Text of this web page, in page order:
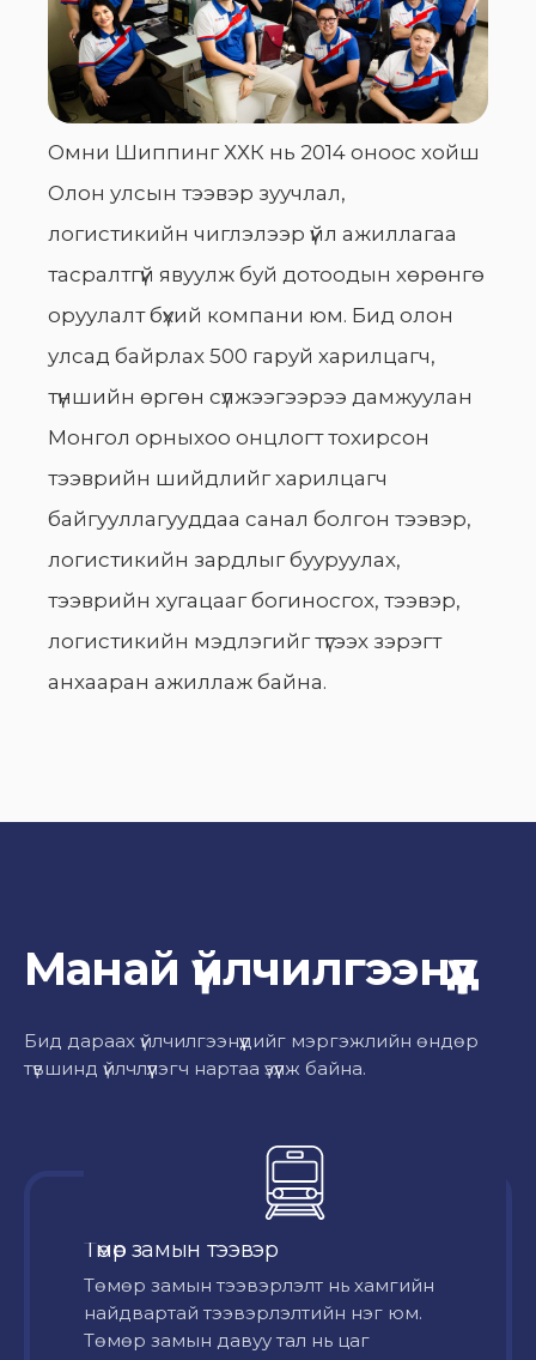
Омни Шиппинг ХХК нь 2014 оноос хойш
Олон улсын тээвэр зуучлал,
логистикийн чиглэлээр үйл ажиллагаа
тасралтгүй явуулж буй дотоодын хөрөнгө
оруулалт бүхий компани юм. Бид олон
улсад байрлах 500 гаруй харилцагч,
түншийн өргөн сүлжээгээрээ дамжуулан
Монгол орныхоо онцлогт тохирсон
тээврийн шийдлийг харилцагч
байгууллагууддаа санал болгон тээвэр,
логистикийн зардлыг бууруулах,
тээврийн хугацааг богиносгох, тээвэр,
логистикийн мэдлэгийг түгээх зэрэгт
анхааран ажиллаж байна.
Манай үйлчилгээнүүд
Бид дараах үйлчилгээнүүдийг мэргэжлийн өндөр
түвшинд үйлчлүүлэгч нартаа үзүүлж байна.
Төмөр замын тээвэр
Төмөр замын тээвэрлэлт нь хамгийн
найдвартай тээвэрлэлтийн нэг юм.
Төмөр замын давуу тал нь цаг